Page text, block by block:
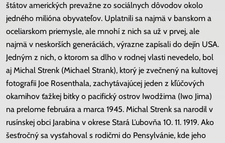
štátov amerických prevažne zo sociálnych dôvodov okolo
jedného milióna obyvateľov. Uplatnili sa najmä v banskom a
oceliarskom priemysle, ale mnohí z nich sa už v prvej, ale
najmä v neskorších generáciách, výrazne zapísali do dejín USA.
Jedným z nich, o ktorom sa dlho v rodnej vlasti nevedelo, bol
aj Michal Strenk (Michael Strank), ktorý je zvečnený na kultovej
fotografii Joe Rosenthala, zachytávajúcej jeden z kľúčových
okamihov ťažkej bitky o pacifický ostrov Iwodžima (Iwo Jima)
na prelome februára a marca 1945. Michal Strenk sa narodil v
rusínskej obci Jarabina v okrese Stará Ľubovňa 10. 11. 1919. Ako
šesťročný sa vysťahoval s rodičmi do Pensylvánie, kde jeho